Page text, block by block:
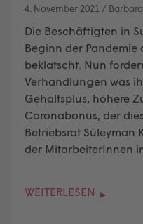
4. November 2021 /
Die Beschäftigten in
Beginn der Pandemie
beklatscht. Nun
Verhandlungen was
Gehaltsplus, höhere
Coronabonus, der
Betriebsrat Süleyman
der MitarbeiterInnen
WEITERLESEN